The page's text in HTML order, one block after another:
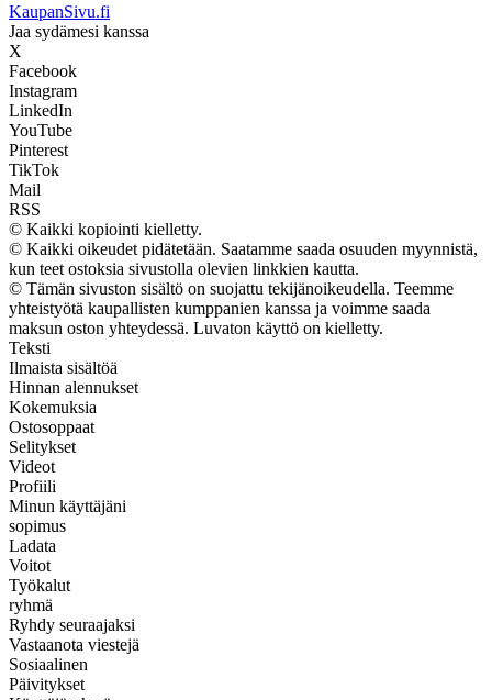
KaupanSivu.fi
Jaa sydämesi kanssa
X
Facebook
Instagram
LinkedIn
YouTube
Pinterest
TikTok
Mail
RSS
© Kaikki kopiointi kielletty.
© Kaikki oikeudet pidätetään. Saatamme saada osuuden myynnistä,
kun teet ostoksia sivustolla olevien linkkien kautta.
© Tämän sivuston sisältö on suojattu tekijänoikeudella. Teemme
yhteistyötä kaupallisten kumppanien kanssa ja voimme saada
maksun oston yhteydessä. Luvaton käyttö on kielletty.
Teksti
Ilmaista sisältöä
Hinnan alennukset
Kokemuksia
Ostosoppaat
Selitykset
Videot
Profiili
Minun käyttäjäni
sopimus
Ladata
Voitot
Työkalut
ryhmä
Ryhdy seuraajaksi
Vastaanota viestejä
Sosiaalinen
Päivitykset